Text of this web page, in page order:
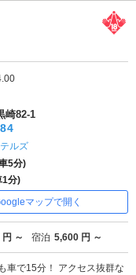
星のうち4
崎82-1
ルズ
5分)
1分)
マップで開く
～ 宿泊 5,600 円 ～
車で15分！ アクセス抜群な